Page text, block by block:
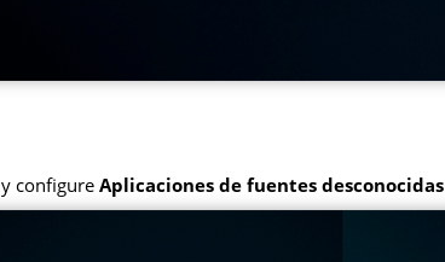
y configureAplicaciones de fuentes desconocidas